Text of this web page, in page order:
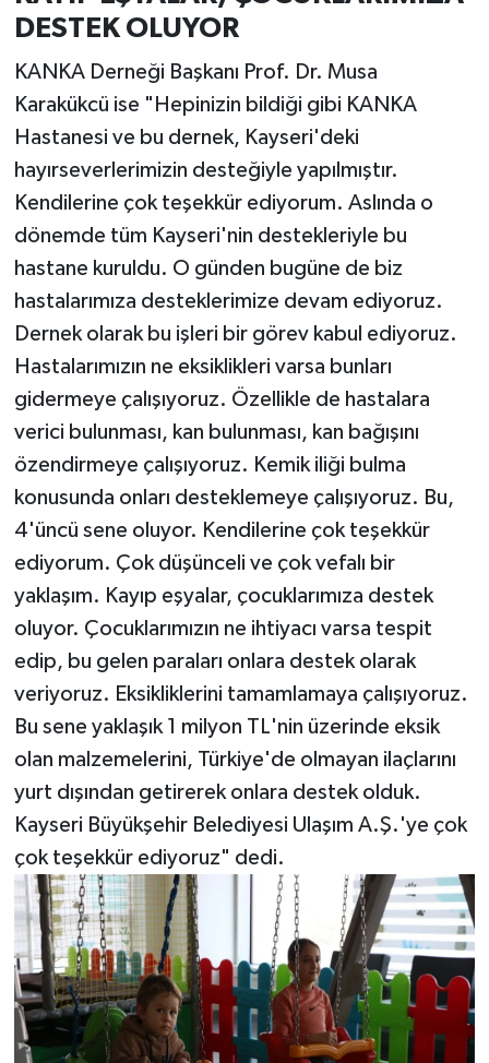
DESTEK OLUYOR
KANKA Derneği Başkanı Prof. Dr. Musa
Karakükcü ise "Hepinizin bildiği gibi KANKA
Hastanesi ve bu dernek, Kayseri'deki
hayırseverlerimizin desteğiyle yapılmıştır.
Kendilerine çok teşekkür ediyorum. Aslında o
dönemde tüm Kayseri'nin destekleriyle bu
hastane kuruldu. O günden bugüne de biz
hastalarımıza desteklerimize devam ediyoruz.
Dernek olarak bu işleri bir görev kabul ediyoruz.
Hastalarımızın ne eksiklikleri varsa bunları
gidermeye çalışıyoruz. Özellikle de hastalara
verici bulunması, kan bulunması, kan bağışını
özendirmeye çalışıyoruz. Kemik iliği bulma
konusunda onları desteklemeye çalışıyoruz. Bu,
4'üncü sene oluyor. Kendilerine çok teşekkür
ediyorum. Çok düşünceli ve çok vefalı bir
yaklaşım. Kayıp eşyalar, çocuklarımıza destek
oluyor. Çocuklarımızın ne ihtiyacı varsa tespit
edip, bu gelen paraları onlara destek olarak
veriyoruz. Eksikliklerini tamamlamaya çalışıyoruz.
Bu sene yaklaşık 1 milyon TL'nin üzerinde eksik
olan malzemelerini, Türkiye'de olmayan ilaçlarını
yurt dışından getirerek onlara destek olduk.
Kayseri Büyükşehir Belediyesi Ulaşım A.Ş.'ye çok
çok teşekkür ediyoruz" dedi.